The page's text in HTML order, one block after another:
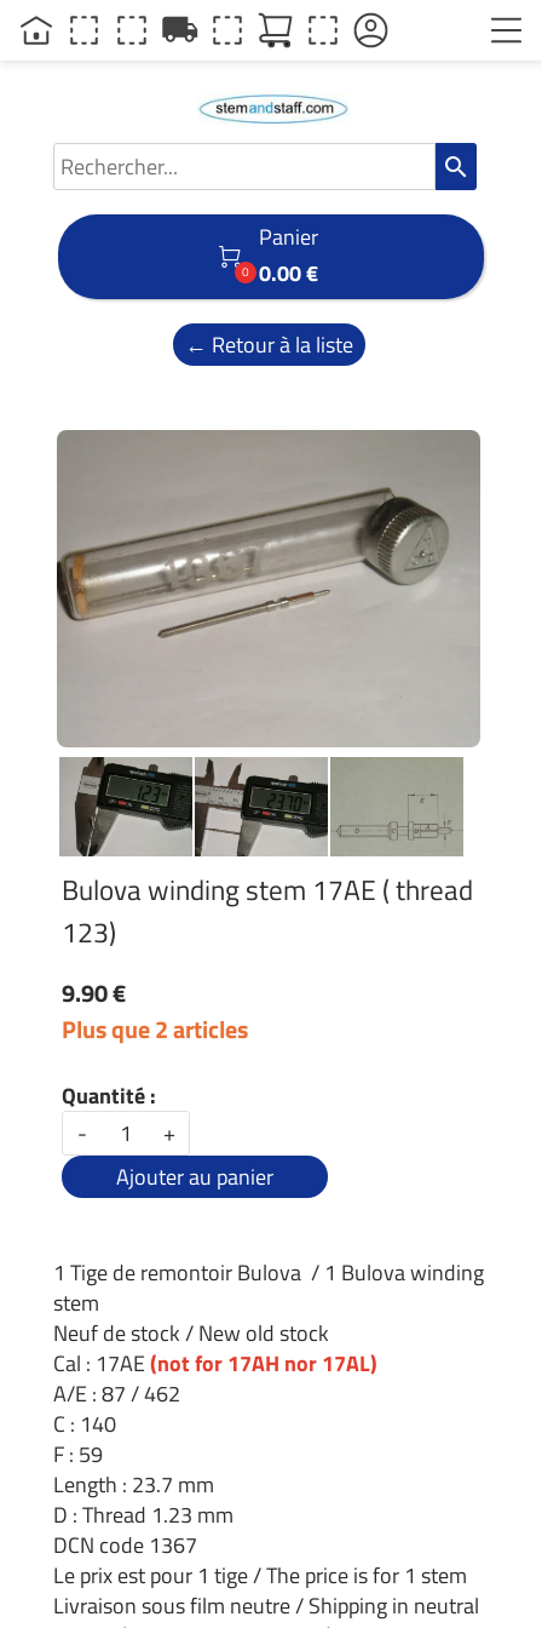
search

0
Panier
0.00 €
← Retour à la liste
Bulova winding stem 17AE ( thread
123)
9.90 €
Plus que 2 articles
Quantité :
-
+
Ajouter au panier
1 Tige de remontoir Bulova / 1 Bulova winding
stem
Neuf de stock / New old stock
Cal : 17AE(not for 17AH nor 17AL)
A/E : 87 / 462
C : 140
F : 59
Length : 23.7 mm
D : Thread 1.23 mm
DCN code 1367
Le prix est pour 1 tige / The price is for 1 stem
Livraison sous film neutre / Shipping in neutral
local_shipping